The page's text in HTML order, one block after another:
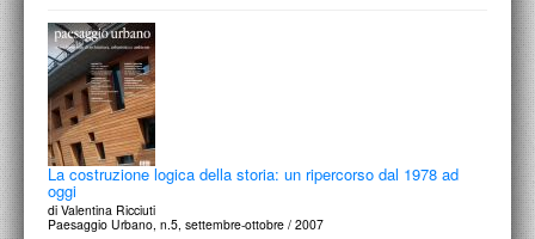
La costruzione logica della storia: un ripercorso dal 1978 ad
oggi
di Valentina Ricciuti
Paesaggio Urbano, n.5, settembre-ottobre / 2007